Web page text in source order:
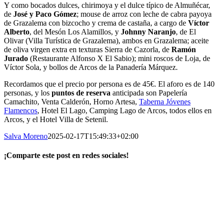
Y como bocados dulces, chirimoya y el dulce típico de Almuñécar,
de José y Paco Gómez; mouse de arroz con leche de cabra payoya
de Grazalema con bizcocho y crema de castaña, a cargo de Víctor
Alberto, del Mesón Los Alamillos, y Johnny Naranjo, de El
Olivar (Villa Turística de Grazalema), ambos en Grazalema; aceite
de oliva virgen extra en texturas Sierra de Cazorla, de Ramón
Jurado (Restaurante Alfonso X El Sabio); mini roscos de Loja, de
Víctor Sola, y bollos de Arcos de la Panadería Márquez.
Recordamos que el precio por persona es de 45€. El aforo es de 140
personas, y los puntos de reserva anticipada son Papelería
Camachito, Venta Calderón, Horno Artesa, Taberna Jóvenes
Flamencos, Hotel El Lago, Camping Lago de Arcos, todos ellos en
Arcos, y el Hotel Villa de Setenil.
Salva Moreno2025-02-17T15:49:33+02:00
¡Comparte este post en redes sociales!